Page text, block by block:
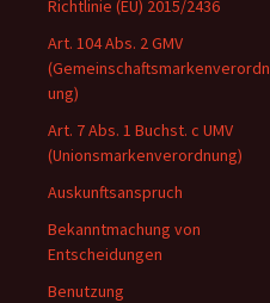
Richtlinie (EU) 2015/2436
Art. 104 Abs. 2 GMV
(Gemeinschaftsmarkenverordn
ung)
Art. 7 Abs. 1 Buchst. c UMV
(Unionsmarkenverordnung)
Auskunftsanspruch
Bekanntmachung von
Entscheidungen
Benutzung